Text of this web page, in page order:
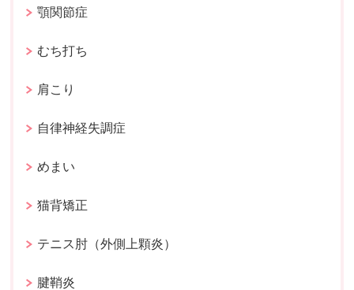
顎関節症
むち打ち
肩こり
自律神経失調症
めまい
猫背矯正
テニス肘（外側上顆炎）
腱鞘炎